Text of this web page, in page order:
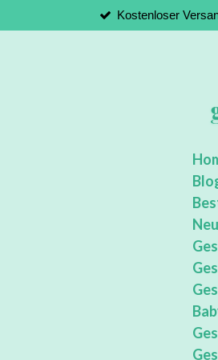
Hauptinhalt
Kostenloser